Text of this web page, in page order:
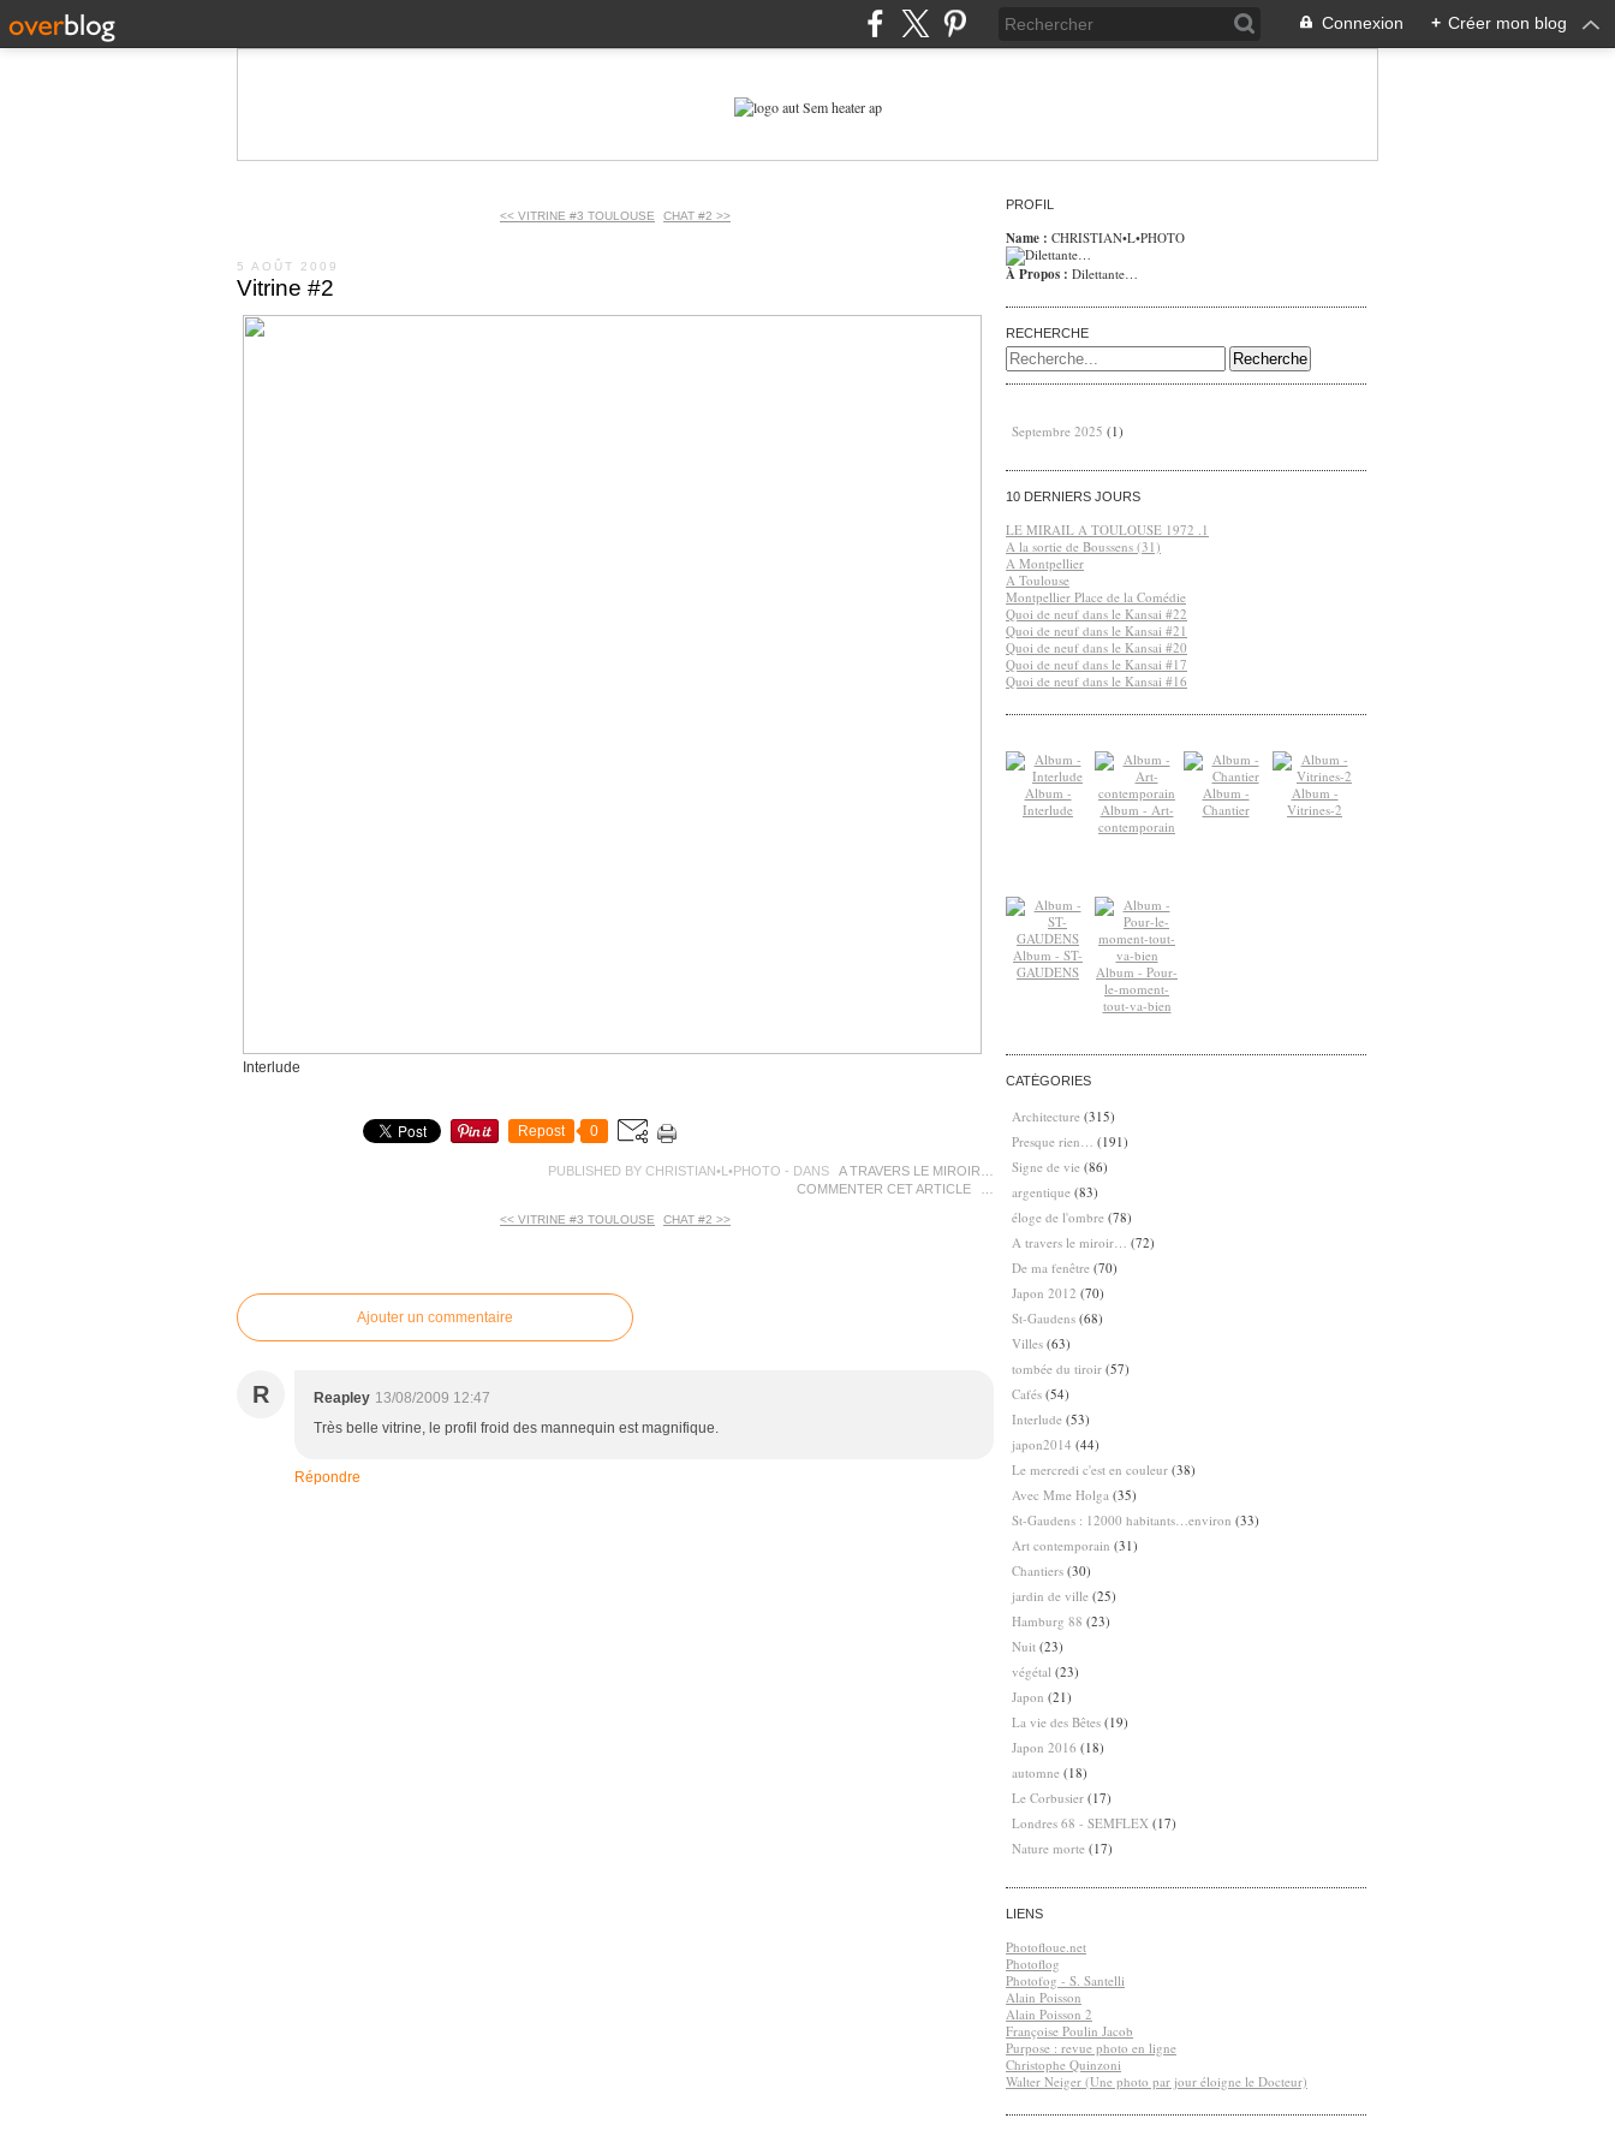
Connexion + Créer mon blog
<< VITRINE #3 TOULOUSE CHAT #2 >>
5 AOÛT 2009
Vitrine #2
Interlude
Repost 0
PUBLISHED BY CHRISTIAN•L•PHOTO - DANS
A TRAVERS LE MIROIR…
COMMENTER CET ARTICLE
<< VITRINE #3 TOULOUSE CHAT #2 >>
Ajouter un commentaire
R Reapley 13/08/2009 12:47
Très belle vitrine, le profil froid des mannequin est magnifique.
Répondre
PROFIL
Name : CHRISTIAN•L•PHOTO
À Propos : Dilettante…
RECHERCHE
Septembre 2025 (1)
10 DERNIERS JOURS
LE MIRAIL A TOULOUSE 1972 .1
A la sortie de Boussens (31)
A Montpellier
A Toulouse
Montpellier Place de la Comédie
Quoi de neuf dans le Kansai #22
Quoi de neuf dans le Kansai #21
Quoi de neuf dans le Kansai #20
Quoi de neuf dans le Kansai #17
Quoi de neuf dans le Kansai #16
Album -
Interlude
Album - Art-
contemporain
Album -
Chantier
Album -
Vitrines-2
Album - ST-
GAUDENS
Album - Pour-
le-moment-
tout-va-bien
CATÉGORIES
Architecture (315)
Presque rien…
(191)
Signe de vie (86)
argentique (83)
éloge de l'ombre (78)
A travers le miroir…
(72)
De ma fenêtre (70)
Japon 2012 (70)
St-Gaudens (68)
Villes (63)
tombée du tiroir (57)
Cafés (54)
Interlude (53)
japon2014 (44)
Le mercredi c'est en couleur (38)
Avec Mme Holga (35)
St-Gaudens : 12000 habitants…environ (33)
Art contemporain (31)
Chantiers (30)
jardin de ville (25)
Hamburg 88 (23)
Nuit (23)
végétal (23)
Japon (21)
La vie des Bêtes (19)
Japon 2016 (18)
automne (18)
Le Corbusier (17)
Londres 68 - SEMFLEX (17)
Nature morte (17)
LIENS
Photofloue.net
Photoflog
Photofog - S. Santelli
Alain Poisson
Alain Poisson 2
Françoise Poulin Jacob
Purpose : revue photo en ligne
Christophe Quinzoni
Walter Neiger (Une photo par jour éloigne le Docteur)